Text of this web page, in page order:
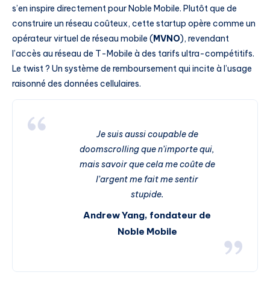
s’en inspire directement pour Noble Mobile. Plutôt que de
construire un réseau coûteux, cette startup opère comme un
opérateur virtuel de réseau mobile ( MVNO), revendant
l’accès au réseau de T-Mobile à des tarifs ultra-compétitifs.
Le twist ? Un système de remboursement qui incite à l’usage
raisonné des données cellulaires.
Je suis aussi coupable de
doomscrolling que n’importe qui,
mais savoir que cela me coûte de
l’argent me fait me sentir
stupide.
Andrew Yang, fondateur de
Noble Mobile